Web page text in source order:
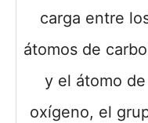
carga entre
átomos de
y el átomo de
oxígeno, el